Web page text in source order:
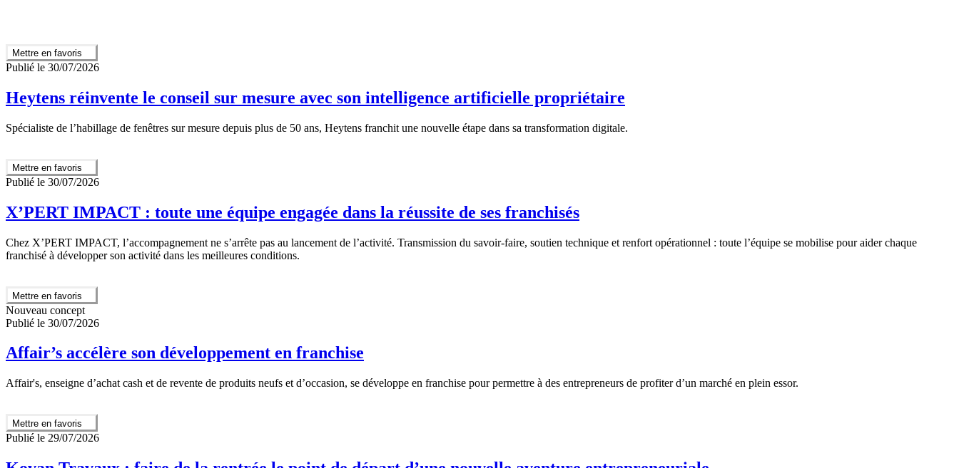
Mettre en favoris
Publié le 30/07/2026
Heytens réinvente le conseil sur mesure avec son intelligence artificielle propriétaire
Spécialiste de l’habillage de fenêtres sur mesure depuis plus de 50 ans, Heytens franchit une nouvelle étape dans sa transformation digitale.
Mettre en favoris
Publié le 30/07/2026
X’PERT IMPACT : toute une équipe engagée dans la réussite de ses franchisés
Chez X’PERT IMPACT, l’accompagnement ne s’arrête pas au lancement de l’activité. Transmission du savoir-faire, soutien technique et renfort opérationnel : toute l’équipe se mobilise pour aider chaque
franchisé à développer son activité dans les meilleures conditions.
Mettre en favoris
Nouveau concept
Publié le 30/07/2026
Affair’s accélère son développement en franchise
Affair's, enseigne d’achat cash et de revente de produits neufs et d’occasion, se développe en franchise pour permettre à des entrepreneurs de profiter d’un marché en plein essor.
Mettre en favoris
Publié le 29/07/2026